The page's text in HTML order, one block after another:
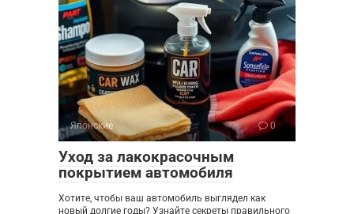
Японские 0
Уход за лакокрасочным
покрытием автомобиля
Хотите, чтобы ваш автомобиль выглядел как
новый долгие годы? Узнайте секреты правильного